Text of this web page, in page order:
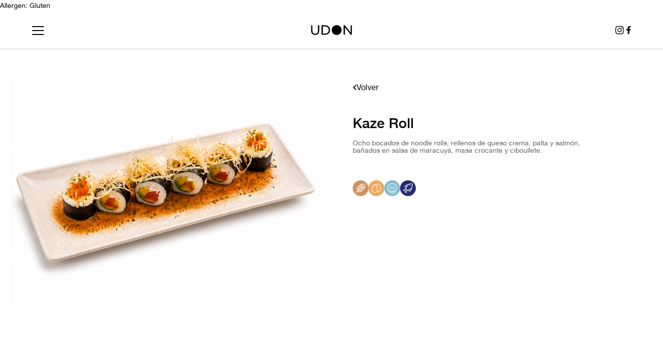
Allergen: Gluten
Volver
Kaze Roll
Ocho bocados de noodle rolls, rellenos de queso crema, palta y salmón,
bañados en salsa de maracuyá, masa crocante y ciboullete.